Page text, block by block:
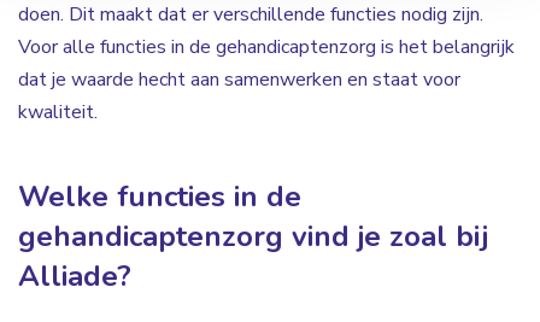
doen. Dit maakt dat er verschillende functies nodig zijn.
Voor alle functies in de gehandicaptenzorg is het belangrijk
dat je waarde hecht aan samenwerken en staat voor
kwaliteit.
Welke functies in de
gehandicaptenzorg vind je zoal bij
Alliade?